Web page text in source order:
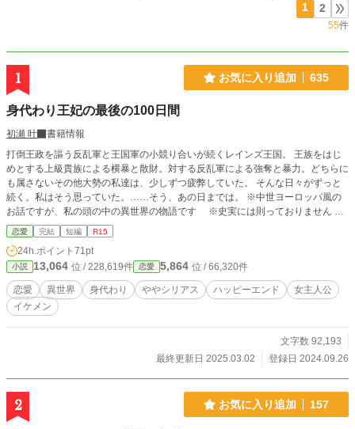
1 2
55件
1 お気に入り追加 635
身代わり王妃の最後の100日間
初瀬 叶
書籍情報
打倒王政を謳う反乱軍と王国軍の小競り合いが続くレインズ王国。 王族をはじ
めとする上級貴族による横暴と散財。対する反乱軍による強奪と暴力。どちらに
も属さないその他大勢の私達は、少しずつ疲弊していた。 そんな日々がずっと
続く。私はそう思っていた。……そう、あの日までは。 ※中世ヨーロッパ風の
お話ですが、私の頭の中の異世界の物語です ※史実には則っておりません ※
相変わらずのゆるふわ設定です ※性的な描写はありませんが、行為を匂わせる
言葉等は使用される可能性があります。ご注意下さい
恋愛 完結 短編 R15
24h.ポイント 71pt
小説 13,064 位 / 228,619件 恋愛 5,864 位 / 66,320件
恋愛 異世界 身代わり ややシリアス ハッピーエンド
女主人公
イケメン
文字数 92,193
最終更新日 2025.03.02
登録日 2024.09.26
2 お気に入り追加 157